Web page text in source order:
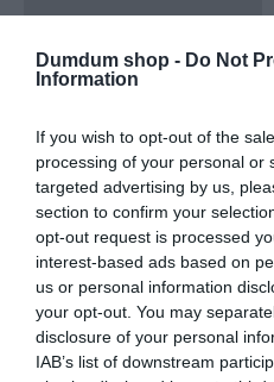
Dumdum shop - Do Not
Information
If you wish to opt-out of the
processing of your personal or
targeted advertising by us,
section to confirm your
opt-out request is processed
interest-based ads based on
us or personal information
your opt-out. You may
disclosure of your personal
IAB’s list of downstream
Kapcsolódó